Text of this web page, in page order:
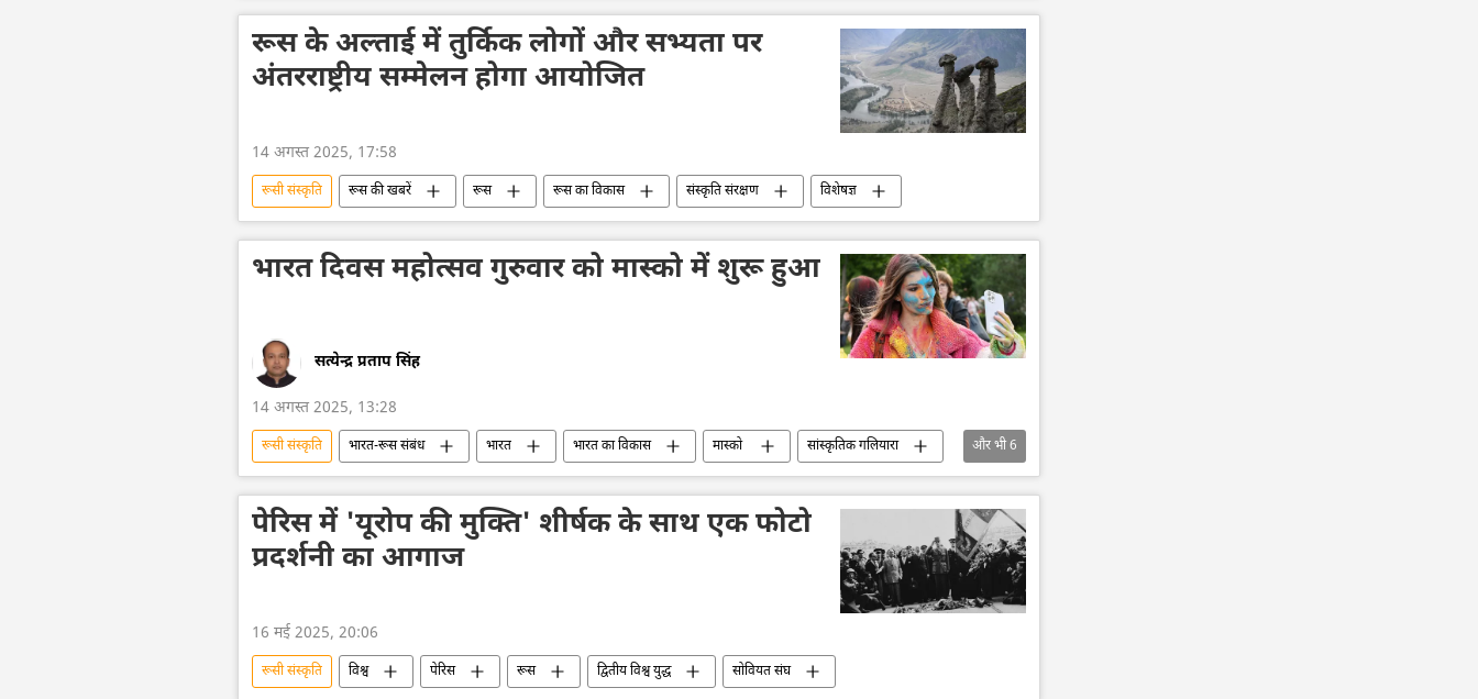
भारतीय संस्कृति
रूस के अल्ताई में तुर्किक लोगों और सभ्यता पर
अंतरराष्ट्रीय सम्मेलन होगा आयोजित
14 अगस्त 2025, 17:58
रूसी संस्कृति रूस की खबरें रूस रूस का विकास संस्कृति संरक्षण विशेषज्ञ
भारत दिवस महोत्सव गुरुवार को मास्को में शुरू हुआ
सत्येन्द्र प्रताप सिंह
14 अगस्त 2025, 13:28
रूसी संस्कृति भारत-रूस संबंध भारत भारत का विकास मास्को
सांस्कृतिक गलियारा
सांस्कृतिक धरोहर
राजदूतावास संस्कृति संरक्षण भारतीय संस्कृति
बॉलीवुड फिल्म
बॉलीवुड
और भी6
पेरिस में 'यूरोप की मुक्ति' शीर्षक के साथ एक फोटो
प्रदर्शनी का आगाज
16 मई 2025, 20:06
रूसी संस्कृति विश्व पेरिस रूस द्वितीय विश्व युद्ध सोवियत संघ